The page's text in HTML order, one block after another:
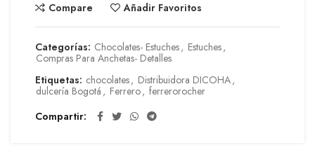
Compare Añadir Favoritos
Categorías: Chocolates- Estuches, Estuches,
Compras Para Anchetas- Detalles
Etiquetas: chocolates, Distribuidora DICOHA,
dulcería Bogotá , Ferrero, ferrerorocher
Compartir